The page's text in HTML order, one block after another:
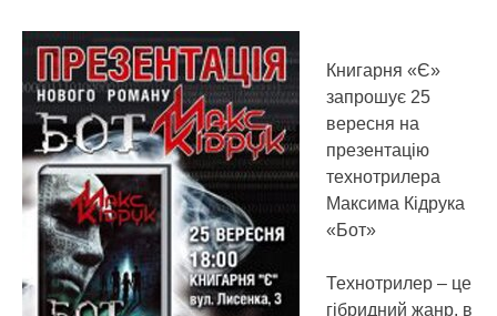
Книгарня «Є»
запрошує 25
вересня на
презентацію
технотрилера
Максима Кідрука
«Бот»
Технотрилер – це
гібридний жанр, в